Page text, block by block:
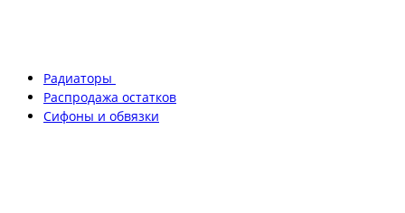
Радиаторы
Распродажа остатков
Сифоны и обвязки